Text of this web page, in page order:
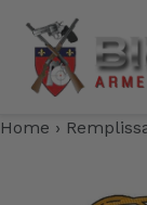
contenu
Home ›